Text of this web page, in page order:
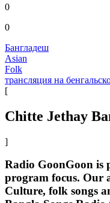
0
0
Бангладеш
Asian
Folk
трансляция на
[
Chitte Jethay
]
Radio GoonGoon is
program focus. Our
Culture, folk songs